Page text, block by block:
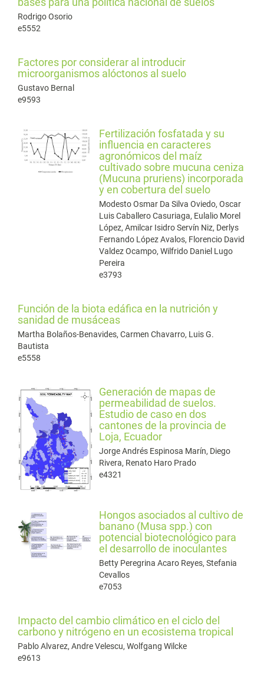
Rodrigo Osorio
e5552
Factores por considerar al introducir
microorganismos alóctonos al suelo
Gustavo Bernal
e9593
Fertilización fosfatada y su
influencia en caracteres
agronómicos del maíz
cultivado sobre mucuna ceniza
(Mucuna pruriens) incorporada
y en cobertura del suelo
Modesto Osmar Da Silva Oviedo, Oscar
Luis Caballero Casuriaga, Eulalio Morel
López, Amilcar Isidro Servín Niz, Derlys
Fernando López Avalos, Florencio David
Valdez Ocampo, Wilfrido Daniel Lugo
Pereira
e3793
Función de la biota edáfica en la nutrición y
sanidad de musáceas
Martha Bolaños-Benavides, Carmen Chavarro, Luis G.
Bautista
e5558
Generación de mapas de
permeabilidad de suelos.
Estudio de caso en dos
cantones de la provincia de
Loja, Ecuador
Jorge Andrés Espinosa Marín, Diego
Rivera, Renato Haro Prado
e4321
Hongos asociados al cultivo de
banano (Musa spp.) con
potencial biotecnológico para
el desarrollo de inoculantes
Betty Peregrina Acaro Reyes, Stefania
Cevallos
e7053
Impacto del cambio climático en el ciclo del
carbono y nitrógeno en un ecosistema tropical
Pablo Alvarez, Andre Velescu, Wolfgang Wilcke
e9613